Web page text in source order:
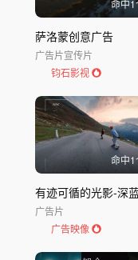
命中1
萨洛蒙创意广告
广告片宣传片
钧石影视
命中1
有迹可循的光影-深
广告片
广告映像